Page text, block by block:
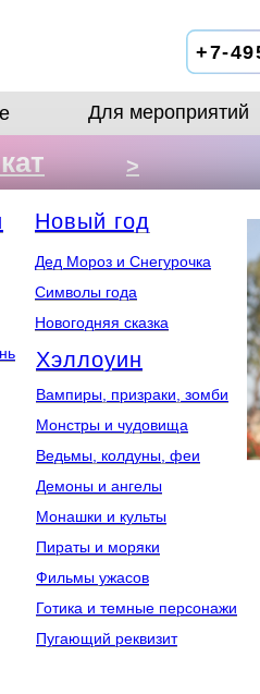
+7-
Для мероприятий
>
Хэллоуин
Вампиры, призраки, зомби
Монстры и чудовища
Ведьмы, колдуны, феи
Демоны и ангелы
Монашки и культы
Пираты и моряки
Фильмы ужасов
Готика и темные персонажи
Пугающий реквизит
Новый год
Дед Мороз и Снегурочка
Символы года
Новогодняя сказка